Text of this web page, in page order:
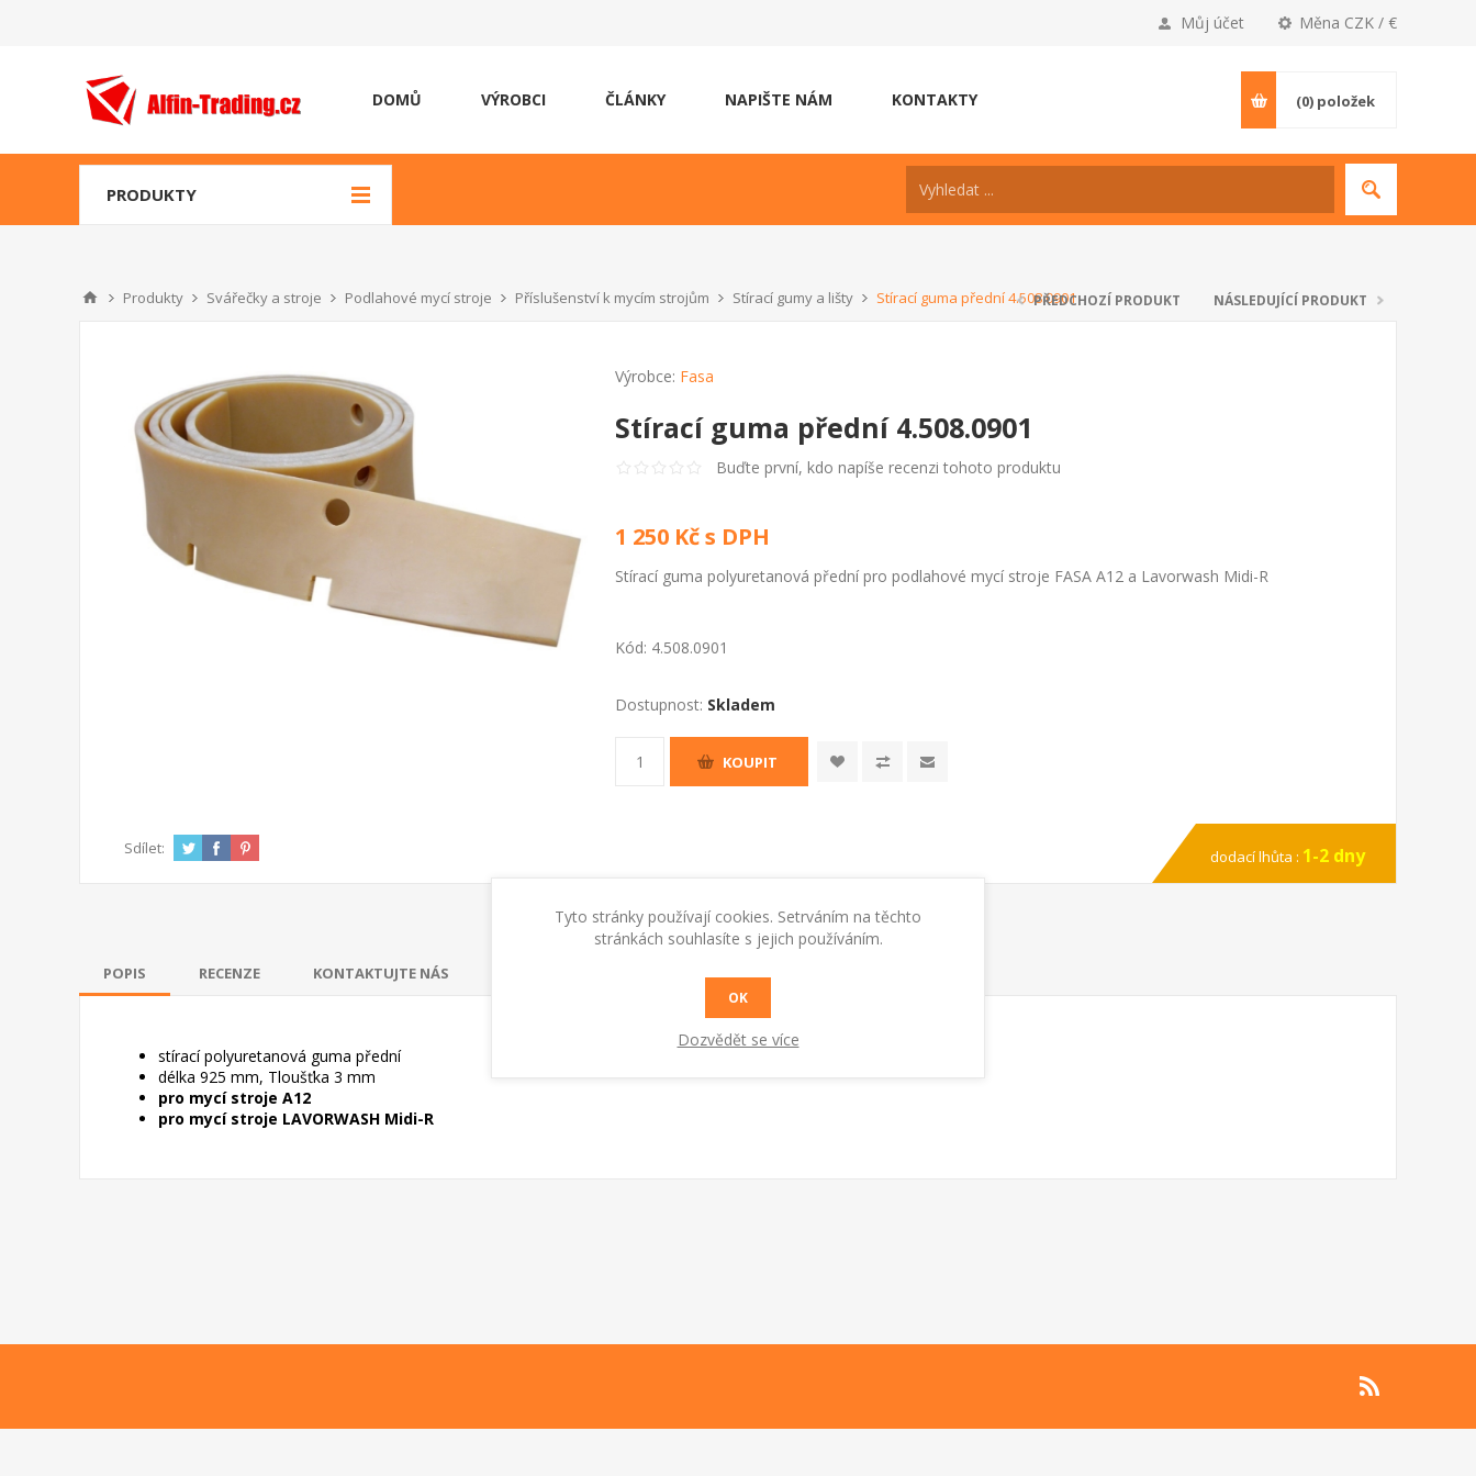
Měna CZK / €
Můj účet
DOMŮ VÝROBCI ČLÁNKY NAPIŠTE NÁM KONTAKTY (0) položek
PRODUKTY
Produkty Svářečky a stroje Podlahové mycí stroje Příslušenství k mycím strojům Stírací gumy a lišty Stírací guma přední 4.508.0901PŘEDCHOZÍ PRODUKT NÁSLEDUJÍCÍ PRODUKT
Výrobce: Fasa
Stírací guma přední 4.508.0901
Buďte první, kdo napíše recenzi tohoto produktu
1 250 Kč s DPH
Stírací guma polyuretanová přední pro podlahové mycí stroje FASA A12 a Lavorwash Midi-R
Kód: 4.508.0901
Dostupnost: Skladem
KOUPIT
Sdílet: dodací lhůta : 1-2 dny
POPIS RECENZE KONTAKTUJTE NÁS
stírací polyuretanová guma přední
délka 925 mm, Tloušťka 3 mm
pro mycí stroje A12
pro mycí stroje LAVORWASH Midi-R
Tyto stránky používají cookies. Setrváním na těchto
stránkách souhlasíte s jejich používáním.
OK
Dozvědět se více